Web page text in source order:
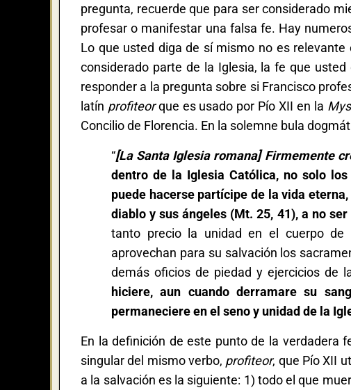
pregunta, recuerde que para ser considerado
profesar o manifestar una falsa fe. Hay
Lo que usted diga de sí mismo no es
considerado parte de la Iglesia, la fe que
responder a la pregunta sobre si Francisco
latín profiteorque es usado por Pío XII en la
Concilio de Florencia. En la solemne bula
“[La Santa Iglesia romana] Firmemente
dentro de la Iglesia Católica, no solo
puede hacerse partícipe de la vida
diablo y sus ángeles (Mt. 25, 41), a no
tanto precio la unidad en el cuerpo
aprovechan para su salvación los
demás oficios de piedad y ejercicios de
hiciere, aun cuando derramare su
permaneciere en el seno y unidad de la
En la definición de este punto de la verdadera
singular del mismo verbo, profiteor, que Pío XII
a la salvación es la siguiente: 1) todo el que